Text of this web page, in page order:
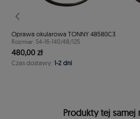
Poprzedni
Oprawa okularowa TONNY 48580C3
Rozmiar: 54-16-140/48/125
480,00 zł
Czas dostawy: 1-2 dni
Produkty tej samej